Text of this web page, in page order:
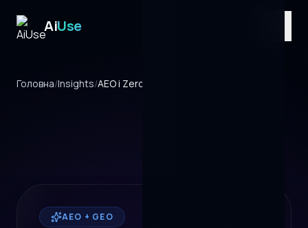
AiUse
Головна/Insights/AEO і Zero-Click
AEO + GEO